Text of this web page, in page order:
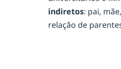
indiretos: pai,
relação de